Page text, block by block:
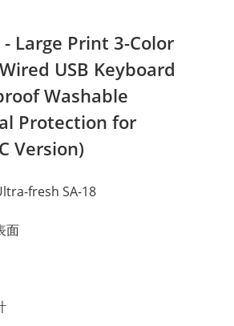
- Large Print 3-Color
USB Keyboard
Washable
Protection for
Version)
fresh SA-18
面